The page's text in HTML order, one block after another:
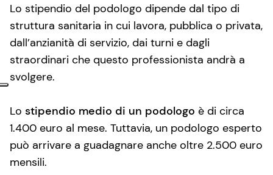
Lo stipendio del podologo dipende dal tipo di
struttura sanitaria in cui lavora, pubblica o privata,
dall’anzianità di servizio, dai turni e dagli
straordinari che questo professionista andrà a
svolgere.
Lo stipendio medio di un podologo è di circa
1.400 euro al mese. Tuttavia, un podologo esperto
può arrivare a guadagnare anche oltre 2.500 euro
mensili.